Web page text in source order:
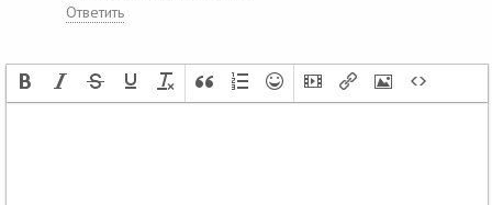
Ответить